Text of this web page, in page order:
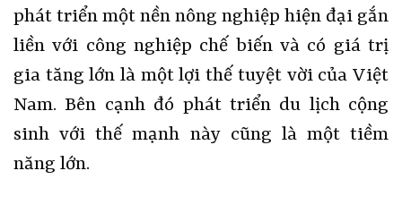
phát triển một nền nông nghiệp hiện đại gắn
liền với công nghiệp chế biến và có giá trị
gia tăng lớn là một lợi thế tuyệt vời của Việt
Nam. Bên cạnh đó phát triển du lịch cộng
sinh với thế mạnh này cũng là một tiềm
năng lớn.